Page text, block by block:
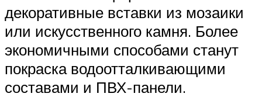
декоративные вставки из мозаики
или искусственного камня. Более
экономичными способами станут
покраска водоотталкивающими
составами и ПВХ-панели.